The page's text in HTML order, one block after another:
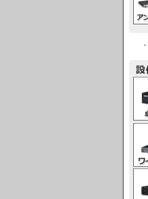
・